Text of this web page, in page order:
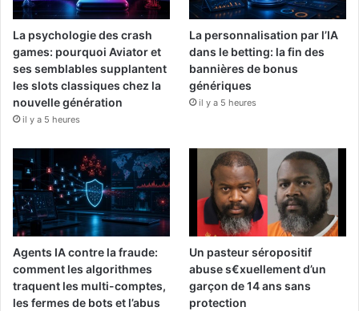
La psychologie des crash
games: pourquoi Aviator et
ses semblables supplantent
les slots classiques chez la
nouvelle génération
il y a 5 heures
La personnalisation par l’IA
dans le betting: la fin des
bannières de bonus
génériques
il y a 5 heures
Agents IA contre la fraude:
comment les algorithmes
traquent les multi-comptes,
les fermes de bots et l’abus
Un pasteur séropositif
abuse s€xuellement d’un
garçon de 14 ans sans
protection